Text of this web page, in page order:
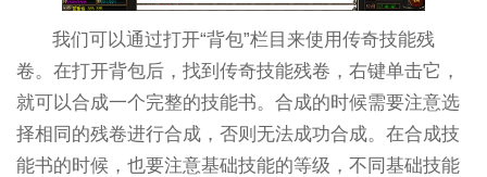
我们可以通过打开“背包”栏目来使用传奇技能残
卷。在打开背包后，找到传奇技能残卷，右键单击它，
就可以合成一个完整的技能书。合成的时候需要注意选
择相同的残卷进行合成，否则无法成功合成。在合成技
能书的时候，也要注意基础技能的等级，不同基础技能